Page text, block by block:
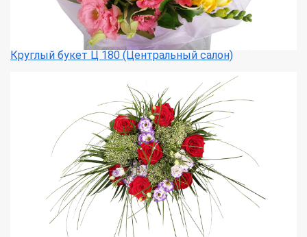
Круглый букет Ц 180 (Центральный салон)